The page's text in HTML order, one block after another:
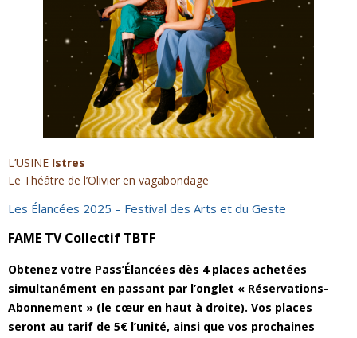
L’USINE Istres
Le Théâtre de l’Olivier en vagabondage
Les Élancées 2025 – Festival des Arts et du Geste
FAME TV Collectif TBTF
Obtenez votre Pass’Élancées dès 4 places achetées
simultanément en passant par l’onglet « Réservations-
Abonnement » (le cœur en haut à droite). Vos places
seront au tarif de 5€ l’unité, ainsi que vos prochaines